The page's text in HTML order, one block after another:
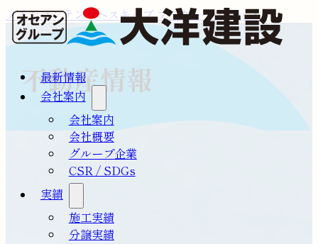
メインコンテンツへスキップフッターへスキップ
最新情報
会社案内
会社案内
会社概要
グループ企業
CSR / SDGs
実績
施工実績
分譲実績
不動産情報